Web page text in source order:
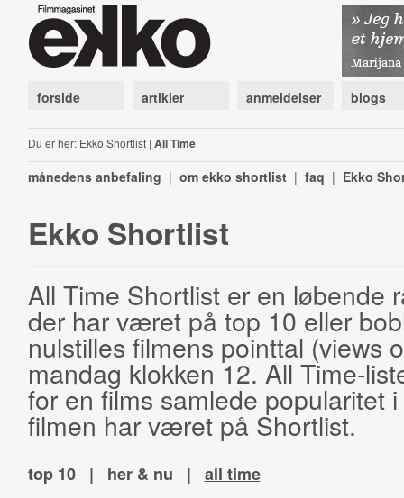
forside artikler anmeldelser blogs
Du er her: Ekko Shortlist| All Time
månedens anbefaling | om ekko shortlist | faq | Ekko
Ekko Shortlist
All Time Shortlist er en løbende
der har været på top 10 eller
nulstilles filmens pointtal (views
mandag klokken 12. All Time-
for en films samlede popularitet
filmen har været på Shortlist.
top 10 | her & nu | all time